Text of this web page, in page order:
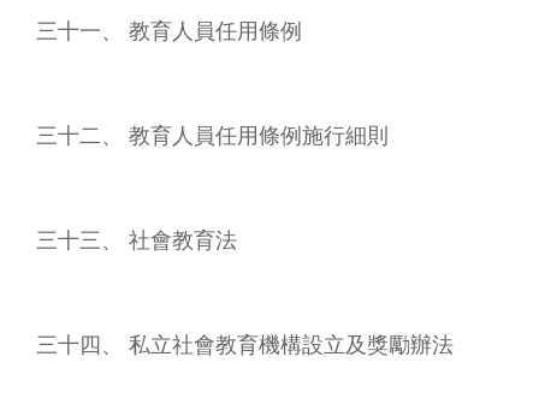
三十一、 教育人員任用條例
三十二、 教育人員任用條例施行細則
三十三、 社會教育法
三十四、 私立社會教育機構設立及獎勵辦法